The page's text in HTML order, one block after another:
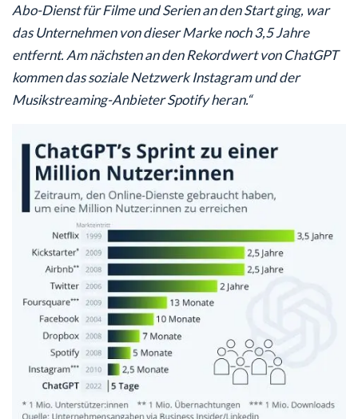
Abo-Dienst für Filme und Serien an den Start ging, war
das Unternehmen von dieser Marke noch 3,5 Jahre
entfernt. Am nächsten an den Rekordwert von ChatGPT
kommen das soziale Netzwerk Instagram und der
Musikstreaming-Anbieter Spotify heran.“